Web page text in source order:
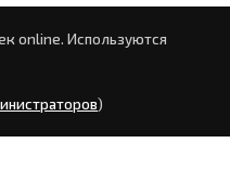
online. Используются
)